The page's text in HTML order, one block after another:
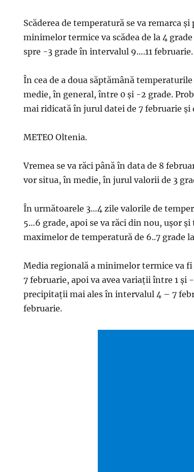
Scăderea de temperatură se va remarca
minimelor termice va scădea de la 4
spre -3 grade în intervalul 9….11 februarie.
În cea de a doua săptămână
medie, în general, între 0 și -2 grade.
mai ridicată în jurul datei de 7 februarie și
METEO Oltenia.
Vremea se va răci până în data de 8
vor situa, în medie, în jurul valorii de 3
În următoarele 3…4 zile valorile de
5…6 grade, apoi se va răci din nou, ușor
maximelor de temperatură de 6..7 grade
Media regională a minimelor termice va fi
7 februarie, apoi va avea variații între 1 și
precipitații mai ales în intervalul 4 – 7
februarie.